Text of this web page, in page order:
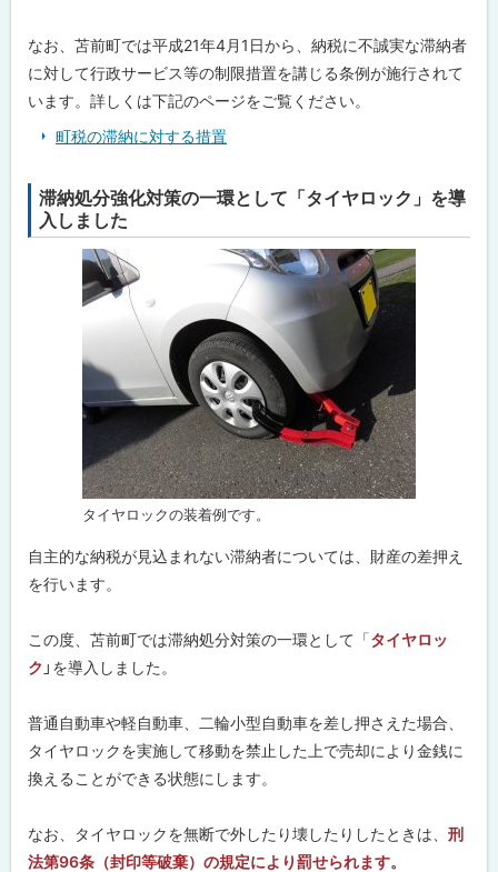
納
処
分
つ
て
納
税
が
困
なお、苫前町では平成21年4月1日から、納税に不誠実な滞納者
に対して行政サービス等の制限措置を講じる条例が施行されて
います。詳しくは下記のページをご覧ください。
町税の滞納に対する措置
ト
ッ
滞納処分強化対策の一環として「タイヤロック」を導
入しました
タイヤロックの装着例です。
自主的な納税が見込まれない滞納者については、財産の差押え
を行います。
この度、苫前町では滞納処分対策の一環として「タイヤロッ
ク 」を導入しました。
普通自動車や軽自動車、二輪小型自動車を差し押さえた場合、
タイヤロックを実施して移動を禁止した上で売却により金銭に
換えることができる状態にします。
なお、タイヤロックを無断で外したり壊したりしたときは、 刑
法第96条（封印等破棄）の規定により罰せられます。